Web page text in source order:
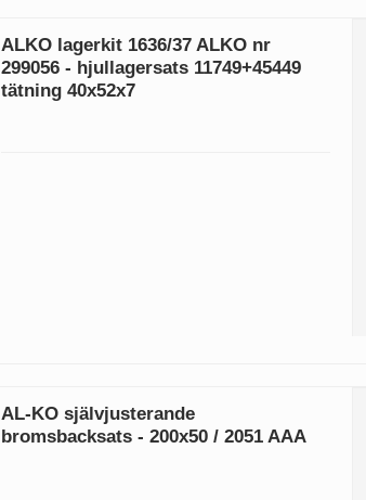
ALKO lagerkit 1636/37 ALKO nr
299056 - hjullagersats 11749+45449
tätning 40x52x7
AL-KO självjusterande
bromsbacksats - 200x50 / 2051 AAA